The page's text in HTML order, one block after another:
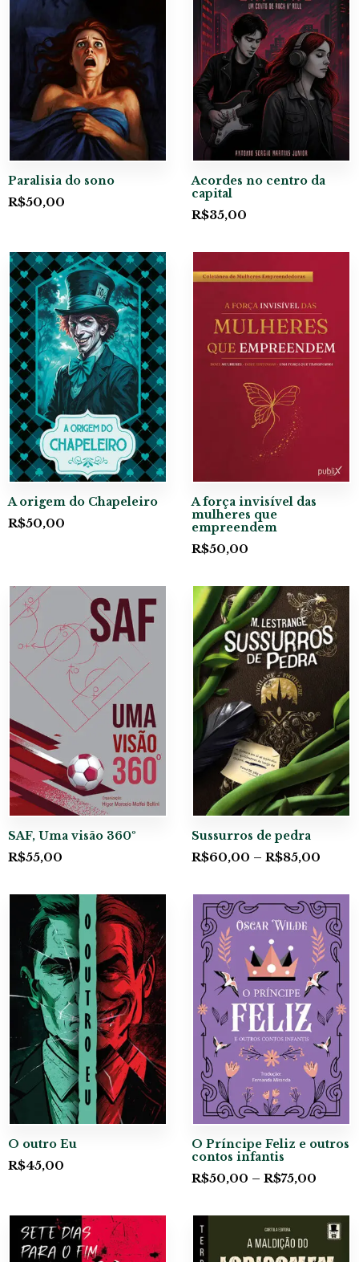
Paralisia do sono
R$50,00
Acordes no centro da
capital
R$35,00
A origem do Chapeleiro
R$50,00
A força invisível das
mulheres que
empreendem
R$50,00
SAF, Uma visão 360º
R$55,00
Sussurros de pedra
R$60,00 – R$85,00
O outro Eu
R$45,00
O Príncipe Feliz e outros
contos infantis
R$50,00 – R$75,00